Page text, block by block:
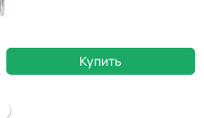
Купить